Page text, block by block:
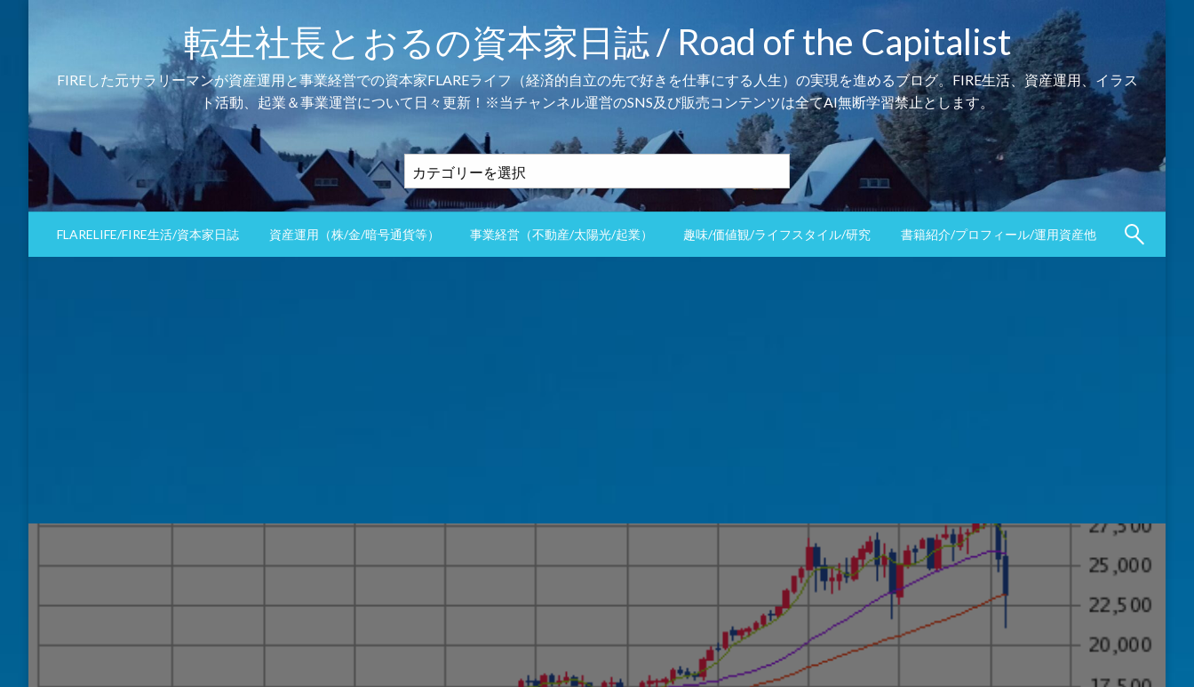
転生社長とおるの資本家日誌 / Road of the Capitalist
FIREした元サラリーマンが資産運用と事業経営での資本家FLAREライフ（経済的自立の先で好きを仕事にする人生）の実現を進めるブログ。FIRE生活、資産運用、イラス
ト活動、起業＆事業運営について日々更新！※当チャンネル運営のSNS及び販売コンテンツは全てAI無断学習禁止とします。
テ
ゴ
リ
FLARELIFE/FIRE生活/資本家日誌 資産運用（株/金/暗号通貨等） 事業経営（不動産/太陽光/起業） 趣味/価値観/ライフスタイル/研究 書籍紹介/プロフィール/運用資産他